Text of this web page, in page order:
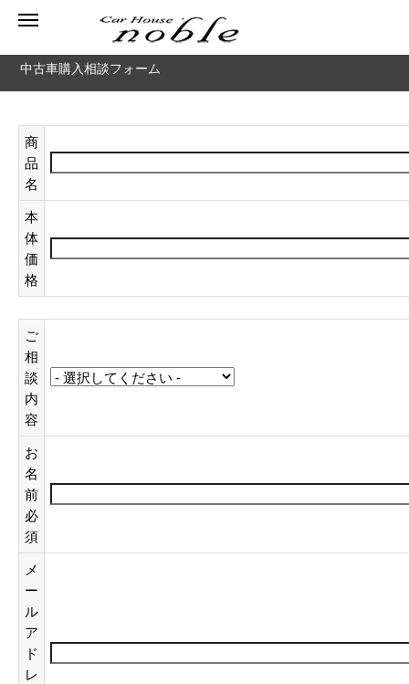
中古車購入相談フォーム
商
品
名
本
体
価
格
ご
相
談
内
容
お
名
前
必
須
メ
ー
ル
ア
ド
レ